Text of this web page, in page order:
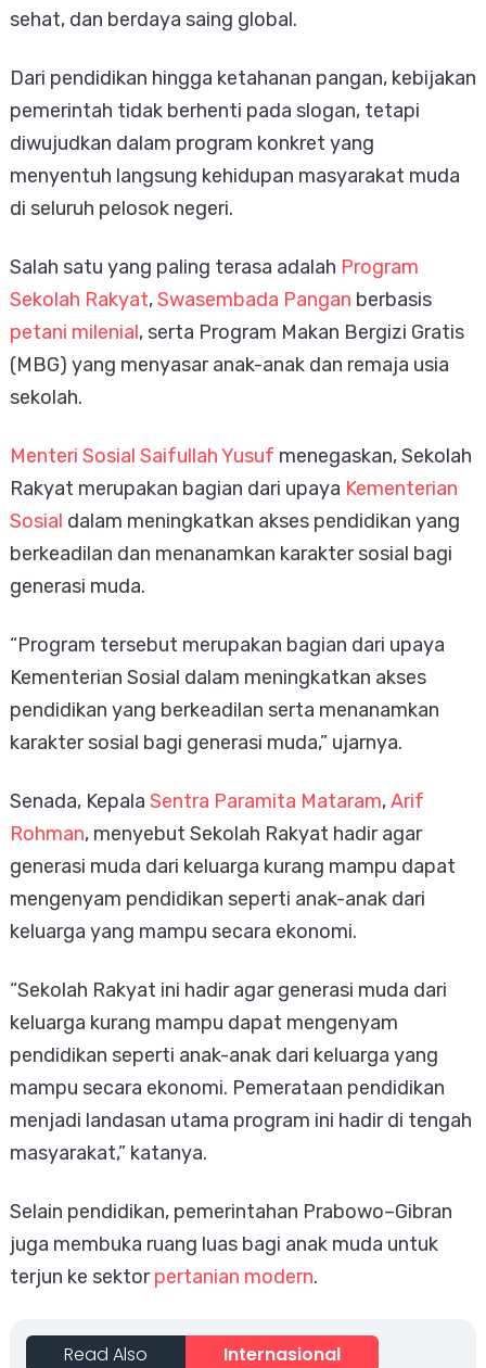
sehat, dan berdaya saing global.
Dari pendidikan hingga ketahanan pangan, kebijakan
pemerintah tidak berhenti pada slogan, tetapi
diwujudkan dalam program konkret yang
menyentuh langsung kehidupan masyarakat muda
di seluruh pelosok negeri.
Salah satu yang paling terasa adalah Program
Sekolah Rakyat,Swasembada Pangan berbasis
petani milenial, serta Program Makan Bergizi Gratis
(MBG) yang menyasar anak-anak dan remaja usia
sekolah.
Menteri Sosial Saifullah Yusuf menegaskan, Sekolah
Rakyat merupakan bagian dari upaya Kementerian
Sosial dalam meningkatkan akses pendidikan yang
berkeadilan dan menanamkan karakter sosial bagi
generasi muda.
“Program tersebut merupakan bagian dari upaya
Kementerian Sosial dalam meningkatkan akses
pendidikan yang berkeadilan serta menanamkan
karakter sosial bagi generasi muda,” ujarnya.
Senada, Kepala Sentra Paramita Mataram,Arif
Rohman, menyebut Sekolah Rakyat hadir agar
generasi muda dari keluarga kurang mampu dapat
mengenyam pendidikan seperti anak-anak dari
keluarga yang mampu secara ekonomi.
“Sekolah Rakyat ini hadir agar generasi muda dari
keluarga kurang mampu dapat mengenyam
pendidikan seperti anak-anak dari keluarga yang
mampu secara ekonomi. Pemerataan pendidikan
menjadi landasan utama program ini hadir di tengah
masyarakat,” katanya.
Selain pendidikan, pemerintahan Prabowo–Gibran
juga membuka ruang luas bagi anak muda untuk
terjun ke sektorpertanian modern.
Read Also Internasional